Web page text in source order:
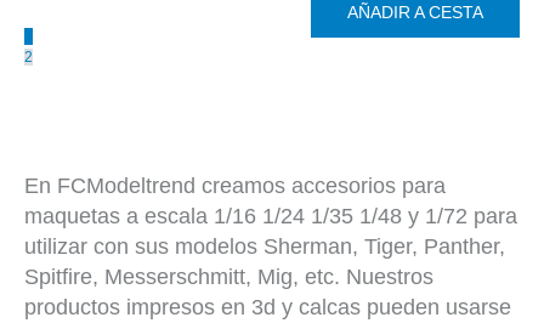
2
AÑADIR A CESTA
En FCModeltrend creamos accesorios para
maquetas a escala 1/16 1/24 1/35 1/48 y 1/72 para
utilizar con sus modelos Sherman, Tiger, Panther,
Spitfire, Messerschmitt, Mig, etc. Nuestros
productos impresos en 3d y calcas pueden usarse